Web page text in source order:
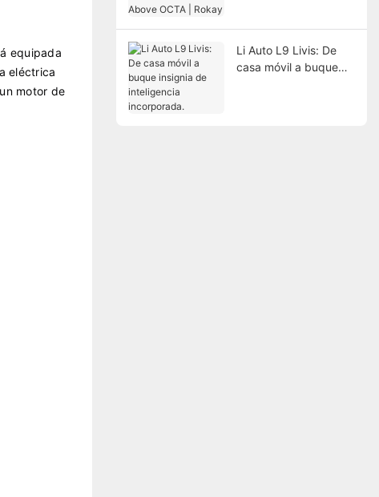
equipada
eléctrica
motor de
Li Auto L9 Livis: De
casa móvil a buque